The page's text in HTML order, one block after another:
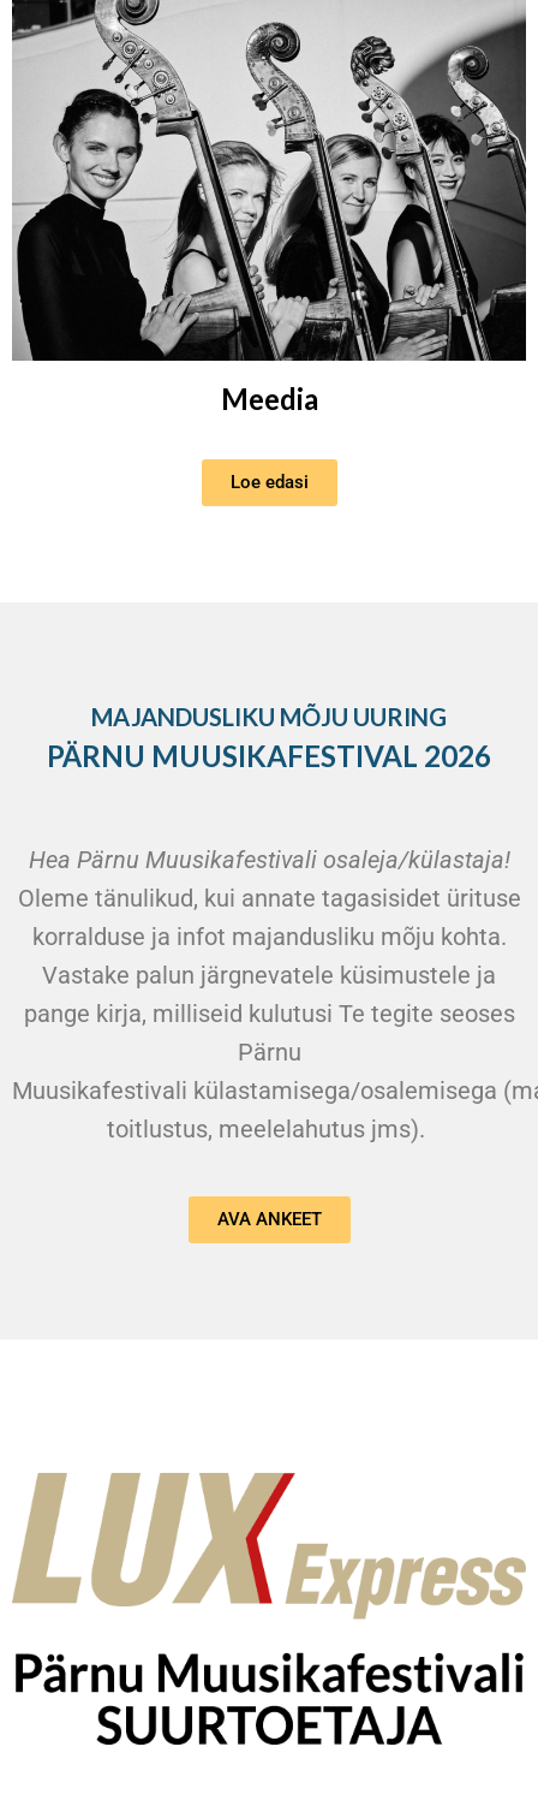
Meedia
Loe edasi
MAJANDUSLIKU MÕJU UURING
PÄRNU MUUSIKAFESTIVAL 2026
Hea Pärnu Muusikafestivali osaleja/külastaja!
Oleme tänulikud, kui annate tagasisidet ürituse
korralduse ja infot majandusliku mõju kohta.
Vastake palun järgnevatele küsimustele ja
pange kirja, milliseid kulutusi Te tegite seoses
Pärnu
Muusikafestivali külastamisega/osalemisega
toitlustus, meelelahutus jms).
AVA ANKEET